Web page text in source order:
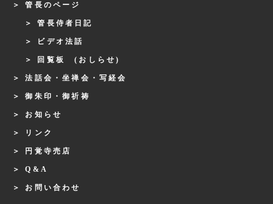
管長のページ
管長侍者日記
ビデオ法話
回覧板 (おしらせ)
法話会・坐禅会・写経会
御朱印・御祈祷
お知らせ
リンク
円覚寺売店
Q&A
お問い合わせ